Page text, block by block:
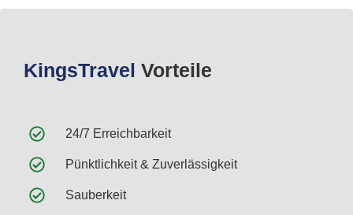
KingsTravel Vorteile
24/7 Erreichbarkeit
Pünktlichkeit & Zuverlässigkeit
Sauberkeit